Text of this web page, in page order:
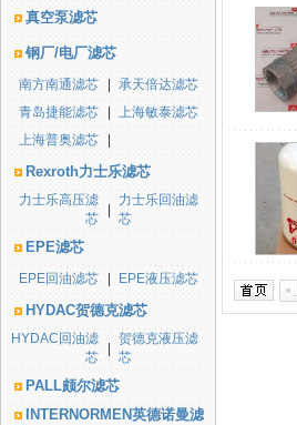
真空泵滤芯
钢厂/电厂滤芯
南方南通滤芯
承天倍达滤芯
青岛捷能滤芯
上海敏泰滤芯
上海普奥滤芯
Rexroth力士乐滤芯
力士乐高压滤
芯
力士乐回油滤
芯
EPE滤芯
EPE回油滤芯 EPE液压滤芯
HYDAC贺德克滤芯
HYDAC回油滤
芯
贺德克液压滤
芯
PALL颇尔滤芯
INTERNORMEN英德诺曼滤